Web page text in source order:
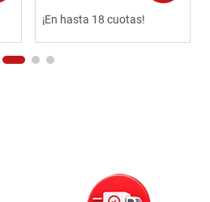
¡En hasta 18 cuotas!